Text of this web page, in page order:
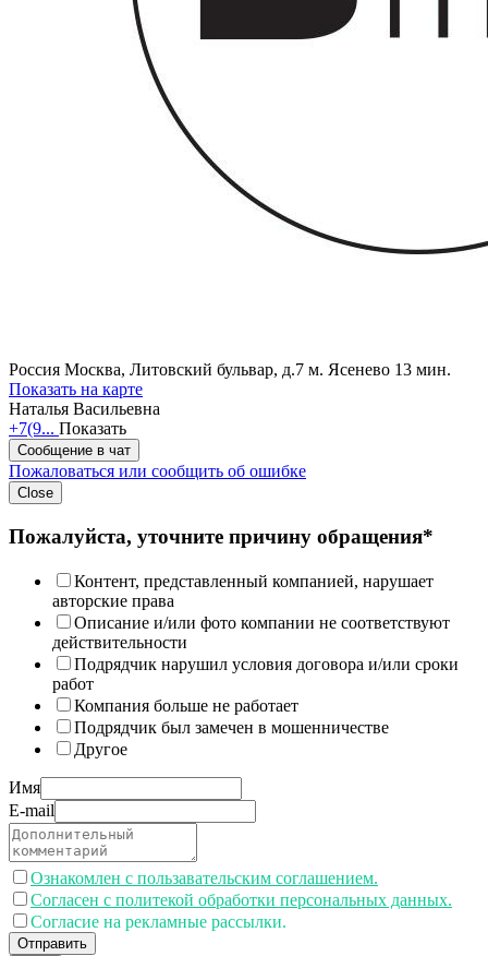
Россия Москва, Литовский бульвар, д.7 м. Ясенево 13 мин.
Показать на карте
Наталья Васильевна
+7(9... Показать
Сообщение в чат
Пожаловаться или сообщить об ошибке
Close
Пожалуйста, уточните причину обращения*
Контент, представленный компанией, нарушает
авторские права
Описание и/или фото компании не соответствуют
действительности
Подрядчик нарушил условия договора и/или сроки
работ
Компания больше не работает
Подрядчик был замечен в мошенничестве
Другое
Имя
E-mail
Ознакомлен с пользавательским соглашением.
Согласен с политекой обработки персональных данных.
Согласие на рекламные рассылки.
Отправить